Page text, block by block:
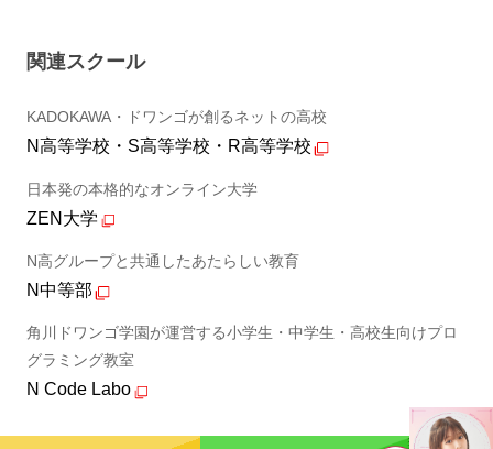
関連スクール
KADOKAWA・ドワンゴが創るネットの高校
N高等学校・S高等学校・R高等学校
日本発の本格的なオンライン大学
ZEN大学
N高グループと共通したあたらしい教育
N中等部
角川ドワンゴ学園が運営する小学生・中学生・高校生向けプロ
グラミング教室
N Code Labo